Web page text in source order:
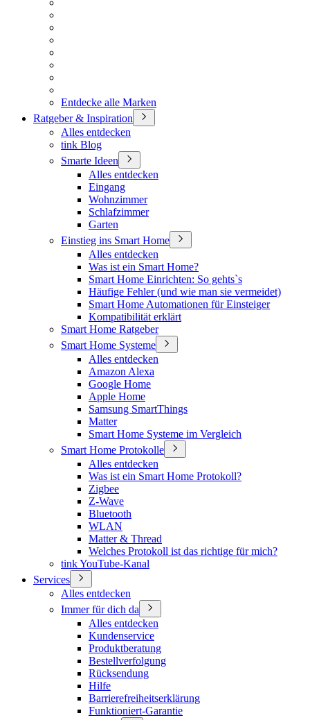
Entdecke alle Marken
Ratgeber & Inspiration
Alles entdecken
tink Blog
Smarte Ideen
Alles entdecken
Eingang
Wohnzimmer
Schlafzimmer
Garten
Einstieg ins Smart Home
Alles entdecken
Was ist ein Smart Home?
Smart Home Einrichten: So gehts`s
Häufige Fehler (und wie man sie vermeidet)
Smart Home Automationen für Einsteiger
Kompatibilität erklärt
Smart Home Ratgeber
Smart Home Systeme
Alles entdecken
Amazon Alexa
Google Home
Apple Home
Samsung SmartThings
Matter
Smart Home Systeme im Vergleich
Smart Home Protokolle
Alles entdecken
Was ist ein Smart Home Protokoll?
Zigbee
Z-Wave
Bluetooth
WLAN
Matter & Thread
Welches Protokoll ist das richtige für mich?
tink YouTube-Kanal
Services
Alles entdecken
Immer für dich da
Alles entdecken
Kundenservice
Produktberatung
Bestellverfolgung
Rücksendung
Hilfe
Barrierefreiheitserklärung
Funktioniert-Garantie